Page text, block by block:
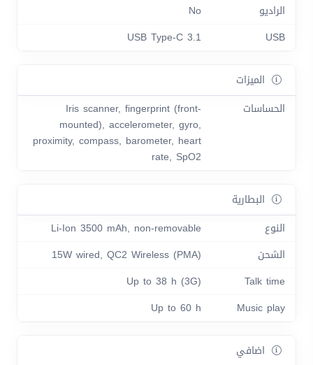
الراديو
No
USB
USB Type-C 3.1
الميزات
الحساسات
Iris scanner, fingerprint (front-
mounted), accelerometer, gyro,
proximity, compass, barometer, heart
rate, SpO2
البطارية
النوع
Li-Ion 3500 mAh, non-removable
الشحن
15W wired, QC2 Wireless (PMA)
Talk time
Up to 38 h (3G)
Music play
Up to 60 h
اضافي